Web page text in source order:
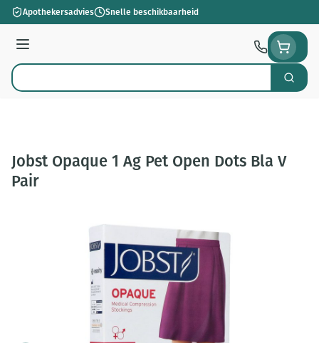
Ga naar de inhoud
Apothekersadvies Snelle beschikbaarheid
Menu
Product, merk, categorie... Zoek
Jobst Opaque 1 Ag Pet Open Dots Bla V
Pair